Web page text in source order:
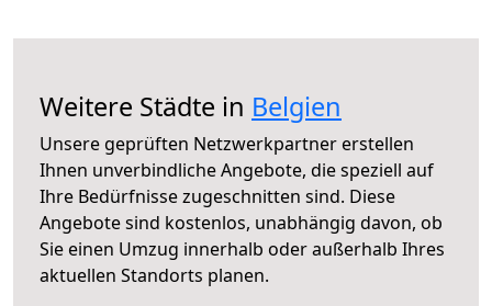
Weitere Städte in Belgien
Unsere geprüften Netzwerkpartner erstellen
Ihnen unverbindliche Angebote, die speziell auf
Ihre Bedürfnisse zugeschnitten sind. Diese
Angebote sind kostenlos, unabhängig davon, ob
Sie einen Umzug innerhalb oder außerhalb Ihres
aktuellen Standorts planen.